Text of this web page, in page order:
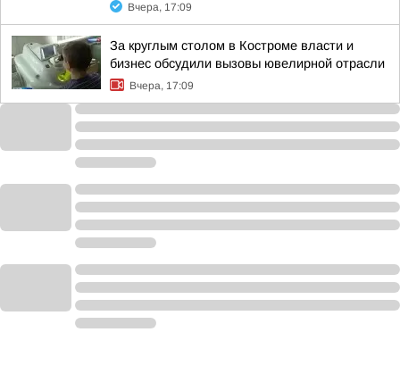
Вчера, 17:09
За круглым столом в Костроме власти и
бизнес обсудили вызовы ювелирной отрасли
Вчера, 17:09